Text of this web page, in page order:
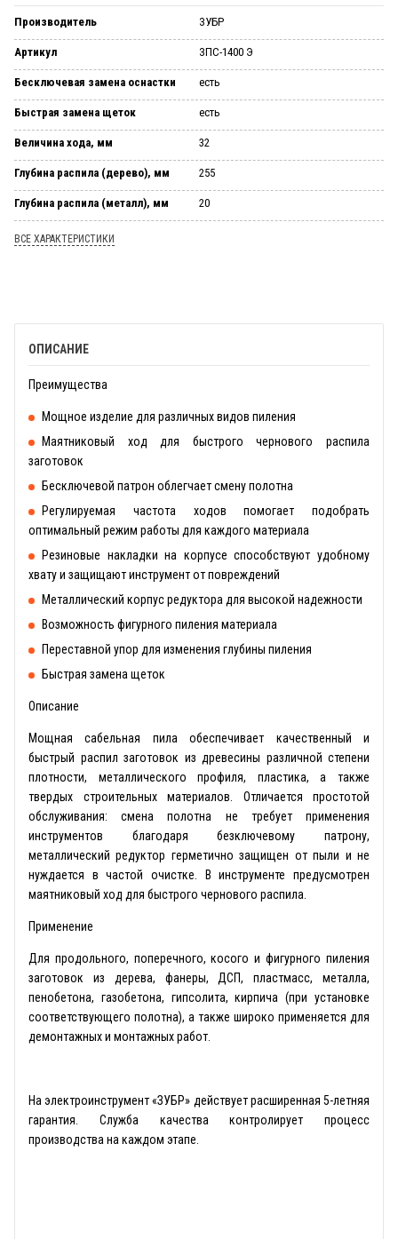
Производитель ЗУБР
Артикул ЗПС-1400 Э
Бесключевая замена оснастки есть
Быстрая замена щеток есть
Величина хода, мм 32
Глубина распила (дерево), мм 255
Глубина распила (металл), мм 20
ВСЕ ХАРАКТЕРИСТИКИ
ОПИСАНИЕ
Преимущества
Мощное изделие для различных видов пиления
Маятниковый ход для быстрого чернового распила
заготовок
Бесключевой патрон облегчает смену полотна
Регулируемая частота ходов помогает подобрать
оптимальный режим работы для каждого материала
Резиновые накладки на корпусе способствуют удобному
хвату и защищают инструмент от повреждений
Металлический корпус редуктора для высокой надежности
Возможность фигурного пиления материала
Переставной упор для изменения глубины пиления
Быстрая замена щеток
Описание
Мощная сабельная пила обеспечивает качественный и
быстрый распил заготовок из древесины различной степени
плотности, металлического профиля, пластика, а также
твердых строительных материалов. Отличается простотой
обслуживания: смена полотна не требует применения
инструментов благодаря безключевому патрону,
металлический редуктор герметично защищен от пыли и не
нуждается в частой очистке. В инструменте предусмотрен
маятниковый ход для быстрого чернового распила.
Применение
Для продольного, поперечного, косого и фигурного пиления
заготовок из дерева, фанеры, ДСП, пластмасс, металла,
пенобетона, газобетона, гипсолита, кирпича (при установке
соответствующего полотна), а также широко применяется для
демонтажных и монтажных работ.
На электроинструмент «ЗУБР» действует расширенная 5-летняя
гарантия. Служба качества контролирует процесс
производства на каждом этапе.